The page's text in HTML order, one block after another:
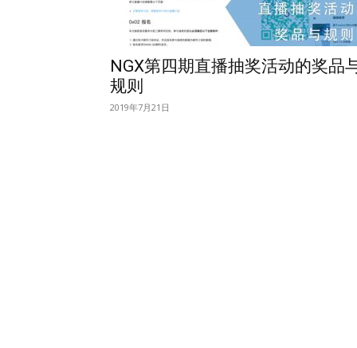
NGX第四期直播抽奖活动的奖品
规则
2019年7月21日